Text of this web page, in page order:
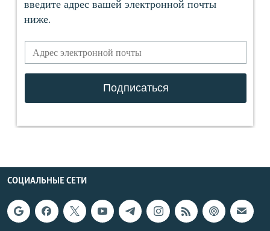
СОЦИАЛЬНЫЕ СЕТИ